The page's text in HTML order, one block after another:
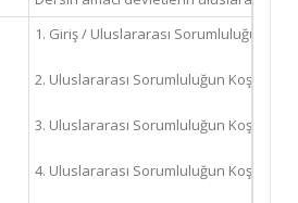
1. Giriş / Uluslararası Sorumluluğun
2. Uluslararası Sorumluluğun Koşulları
3. Uluslararası Sorumluluğun Koşulları
4. Uluslararası Sorumluluğun Koşulları